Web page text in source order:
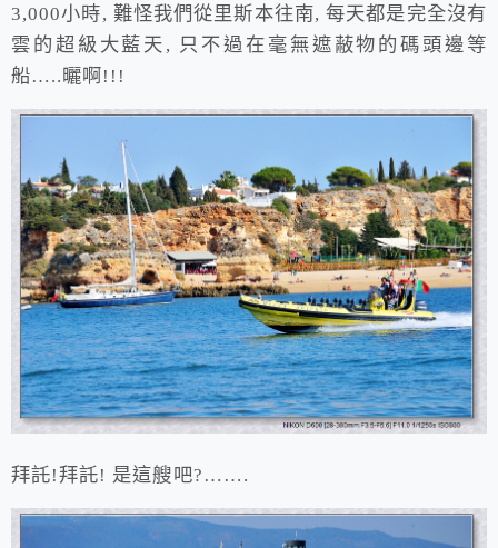
3,000小時, 難怪我們從里斯本往南, 每天都是完全沒有
雲的超級大藍天, 只不過在毫無遮蔽物的碼頭邊等
船…..曬啊!!!
拜託!拜託! 是這艘吧?…….